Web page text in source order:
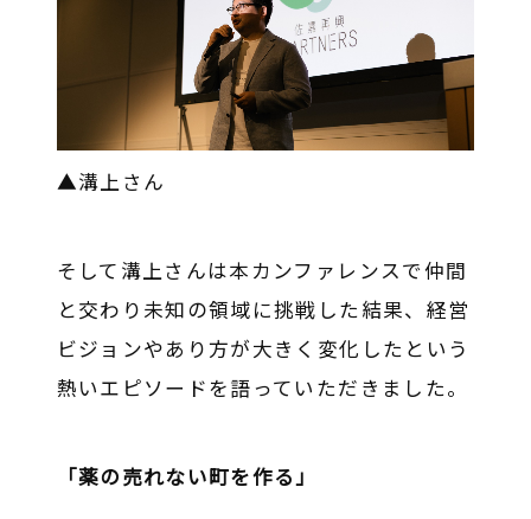
▲溝上さん
そして溝上さんは本カンファレンスで仲間
と交わり未知の領域に挑戦した結果、経営
ビジョンやあり方が大きく変化したという
熱いエピソードを語っていただきました。
「薬の売れない町を作る」